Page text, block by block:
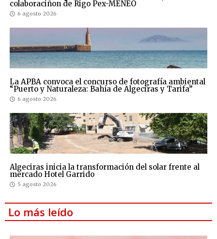
colaboraciñon de Rigo Pex-MENEO
6 agosto 2026
La APBA convoca el concurso de fotografía ambiental
“Puerto y Naturaleza: Bahía de Algeciras y Tarifa”
6 agosto 2026
Algeciras inicia la transformación del solar frente al
mercado Hotel Garrido
5 agosto 2026
Lo más leído